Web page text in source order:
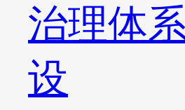
治理体
设